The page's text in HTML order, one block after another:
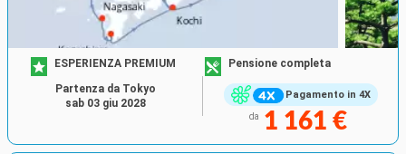
Pagamento in 4X
ESPERIENZA PREMIUM Pensione completa
da 1 161 €
Partenza da Tokyo
sab 03 giu 2028